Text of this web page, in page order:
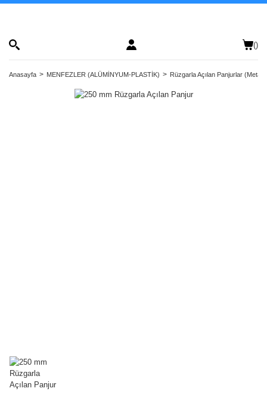
()
Anasayfa MENFEZLER (ALÜMİNYUM-PLASTİK) Rüzgarla Açılan Panjurlar (Metal)